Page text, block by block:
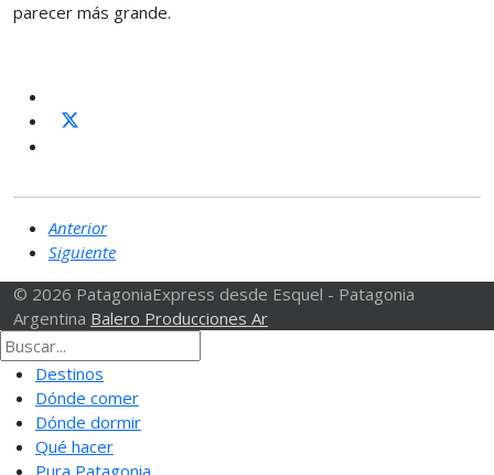
parecer más grande.
Anterior
Siguiente
© 2026 PatagoniaExpress desde Esquel - Patagonia
Argentina Balero Producciones Ar
Destinos
Dónde comer
Dónde dormir
Qué hacer
Pura Patagonia